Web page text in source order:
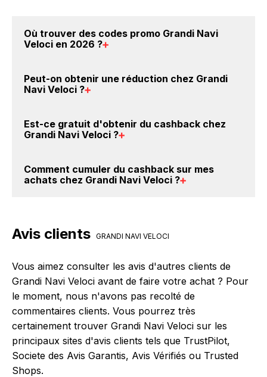
Où trouver des codes promo Grandi Navi
Veloci en 2026 ?
promo chez Grandi Navi Veloci. Si descodes promo
dans le paragraphe codes promo Grandi Navi Veloci.
Peut-on obtenir une réduction chez Grandi
Navi Veloci ?
crédités sur votre cagnotte BackBackBack lorsque
éventuels bonus.
Est-ce gratuit d'obtenir du cashback chez
Grandi Navi Veloci ?
compte gratuitement pour cumuler vos réductions
Comment cumuler du cashback sur mes
achats chez Grandi Navi Veloci ?
BackBackBack et cliquez sur le bouton Activer le
apparaître le cashback dans votre cagnotte au plus
tard 48h après votre achat sur le site Grandi Navi
Veloci.
Avis clients GRANDI NAVI VELOCI
Vous aimez consulter les avis d'autres clients de
Grandi Navi Veloci avant de faire votre achat ? Pour
le moment, nous n'avons pas recolté de
commentaires clients. Vous pourrez très
certainement trouver Grandi Navi Veloci sur les
principaux sites d'avis clients tels que TrustPilot,
Societe des Avis Garantis, Avis Vérifiés ou Trusted
Shops.